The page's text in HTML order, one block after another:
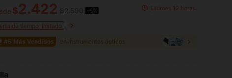
AND AVAILABILITY
$2.422 -6% ¡Últimas 12 horas
de tiempo limitado
#5 Más Vendidos en Instrumentos ópticos